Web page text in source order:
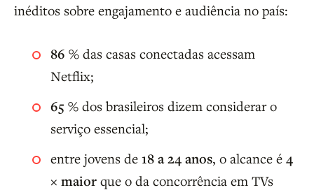
inéditos sobre engajamento e audiência no país:
86 % das casas conectadas acessam
Netflix;
65 % dos brasileiros dizem considerar o
serviço essencial;
entre jovens de 18 a 24 anos, o alcance é 4
× maior que o da concorrência em TVs